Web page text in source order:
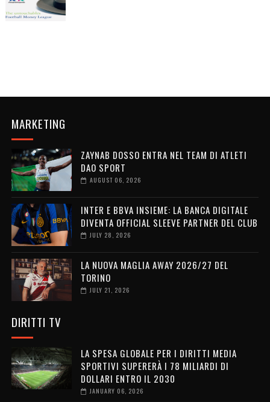
MARKETING
ZAYNAB DOSSO ENTRA NEL TEAM DI ATLETI
DAO SPORT
AUGUST 06, 2026
INTER E BBVA INSIEME: LA BANCA DIGITALE
DIVENTA OFFICIAL SLEEVE PARTNER DEL CLUB
JULY 28, 2026
LA NUOVA MAGLIA AWAY 2026/27 DEL
TORINO
JULY 21, 2026
DIRITTI TV
LA SPESA GLOBALE PER I DIRITTI MEDIA
SPORTIVI SUPERERÀ I 78 MILIARDI DI
DOLLARI ENTRO IL 2030
JANUARY 06, 2026